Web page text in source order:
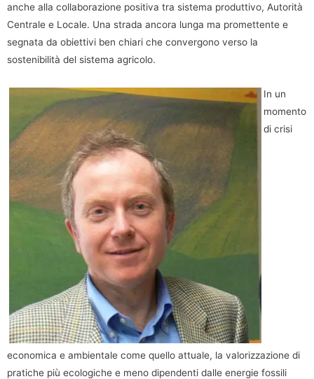
anche alla collaborazione positiva tra sistema produttivo, Autorità
Centrale e Locale. Una strada ancora lunga ma promettente e
segnata da obiettivi ben chiari che convergono verso la
sostenibilità del sistema agricolo.
In un
momento
di crisi
economica e ambientale come quello attuale, la valorizzazione di
pratiche più ecologiche e meno dipendenti dalle energie fossili